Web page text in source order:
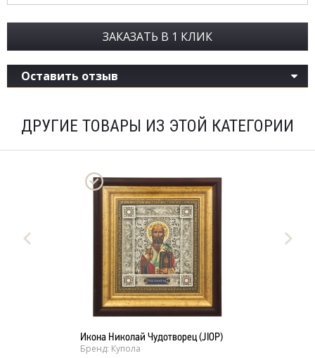
ЗАКАЗАТЬ В 1 КЛИК
Оставить отзыв
ДРУГИЕ ТОВАРЫ ИЗ ЭТОЙ КАТЕГОРИИ
Икона Николай Чудотворец (JIOP)
Бренд: Купола